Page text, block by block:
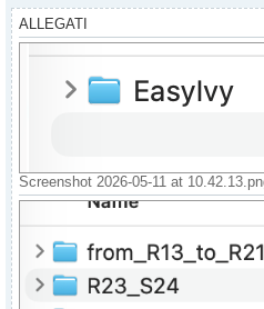
ALLEGATI
Screenshot 2026-05-11 at